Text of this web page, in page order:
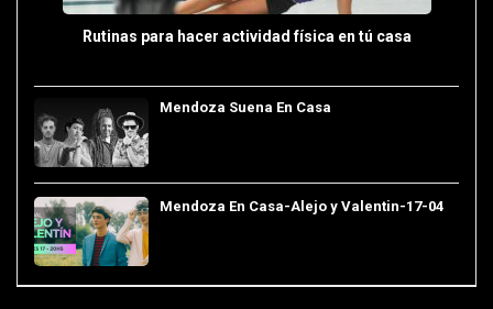
Rutinas para hacer actividad física en tú casa
Mendoza Suena En Casa
Mendoza En Casa-Alejo y Valentin-17-04